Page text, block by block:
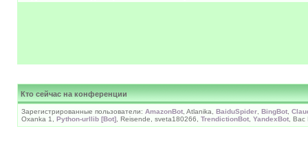
Кто сейчас на конференции
Зарегистрированные пользователи: AmazonBot , Atlanika, BaiduSpider BingBot
Oxanka 1, Python-urllib [Bot] , Reisende, sveta180266, TrendictionBot YandexBot ,